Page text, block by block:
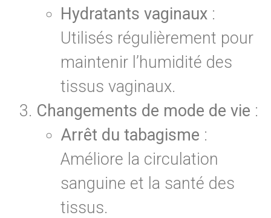
Hydratants vaginaux :
Utilisés régulièrement pour
maintenir l’humidité des
tissus vaginaux.
Changements de mode de vie :
Arrêt du tabagisme :
Améliore la circulation
sanguine et la santé des
tissus.